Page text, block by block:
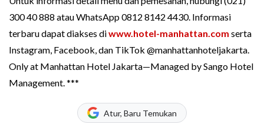
300 40 888 atau WhatsApp 0812 8142 4430. Informasi
terbaru dapat diakses diwww.hotel-manhattan.com serta
Instagram, Facebook, dan TikTok @manhattanhoteljakarta.
Only at Manhattan Hotel Jakarta—Managed by Sango Hotel
Management. ***
Atur, Baru Temukan